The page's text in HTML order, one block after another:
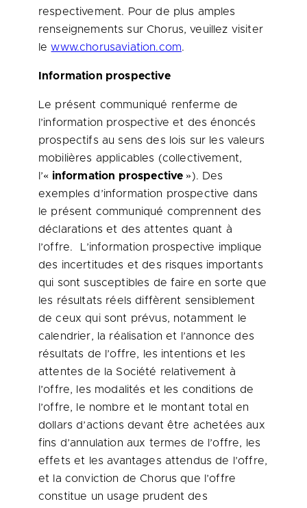
respectivement. Pour de plus amples
renseignements sur Chorus, veuillez visiter
lewww.chorusaviation.com.
Information prospective
Le présent communiqué renferme de
l’information prospective et des énoncés
prospectifs au sens des lois sur les valeurs
mobilières applicables (collectivement,
l’« information prospective »). Des
exemples d’information prospective dans
le présent communiqué comprennent des
déclarations et des attentes quant à
l’offre. L’information prospective implique
des incertitudes et des risques importants
qui sont susceptibles de faire en sorte que
les résultats réels diffèrent sensiblement
de ceux qui sont prévus, notamment le
calendrier, la réalisation et l’annonce des
résultats de l’offre, les intentions et les
attentes de la Société relativement à
l’offre, les modalités et les conditions de
l’offre, le nombre et le montant total en
dollars d’actions devant être achetées aux
fins d’annulation aux termes de l’offre, les
effets et les avantages attendus de l’offre,
et la conviction de Chorus que l’offre
constitue un usage prudent des